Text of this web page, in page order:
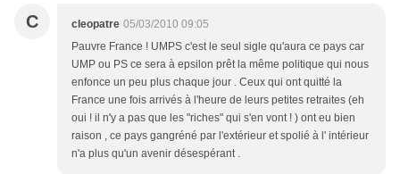
C cleopatre 05/03/2010 09:05
Pauvre France ! UMPS c'est le seul sigle qu'aura ce pays car
UMP ou PS ce sera à epsilon prêt la même politique qui nous
enfonce un peu plus chaque jour . Ceux qui ont quitté la
France une fois arrivés à l'heure de leurs petites retraites (eh
oui ! il n'y a pas que les "riches" qui s'en vont ! ) ont eu bien
raison , ce pays gangréné par l'extérieur et spolié à l' intérieur
n'a plus qu'un avenir désespérant .